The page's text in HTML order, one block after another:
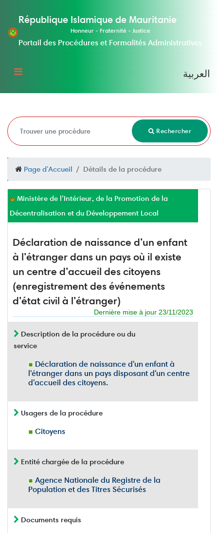
République Islamique de Mauritanie
Honneur - Fraternité - Justice
Portail des Procédures et Formalités Administratives
العربية
Rechercher
Page d'Accueil Détails de la procédure
Ministère de l’Intérieur, de la Promotion de la
Décentralisation et du Développement Local
Déclaration de naissance d’un enfant
à l’étranger dans un pays où il existe
un centre d’accueil des citoyens
(enregistrement des événements
d’état civil à l’étranger)
Dernière mise à jour 23/11/2023
Description de la procédure ou du
service
Déclaration de naissance d'un enfant à
l'étranger dans un pays disposant d'un centre
d'accueil des citoyens.
Usagers de la procédure
Citoyens
Entité chargée de la procédure
Agence Nationale du Registre de la
Population et des Titres Sécurisés
Documents requis